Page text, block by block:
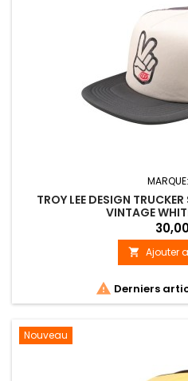
MARQUE:
TROY LEE DESIGN
VINTAGE
 Ajouter
 Derniers
Nouveau